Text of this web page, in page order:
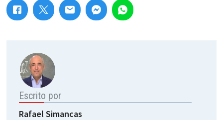
Escrito por
Rafael Simancas